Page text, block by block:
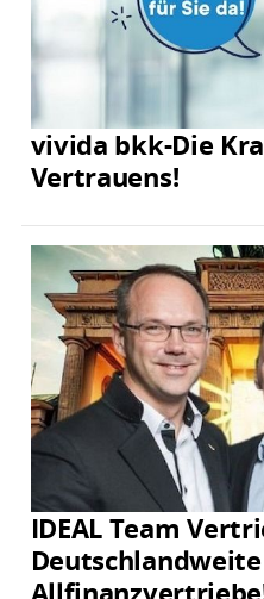
vivida bkk-Die
Vertrauens!
IDEAL Team